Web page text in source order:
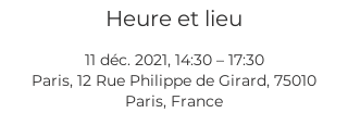
Heure et lieu
11 déc. 2021, 14:30 – 17:30
Paris, 12 Rue Philippe de Girard, 75010
Paris, France